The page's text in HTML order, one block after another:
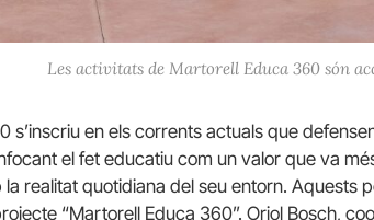
Les activitats de Martorell Educa 360 són
s’inscriu en els corrents actuals que
el fet educatiu com un valor que va
la realitat quotidiana del seu entorn. Aquests
“Martorell Educa 360”. Oriol Bosch,